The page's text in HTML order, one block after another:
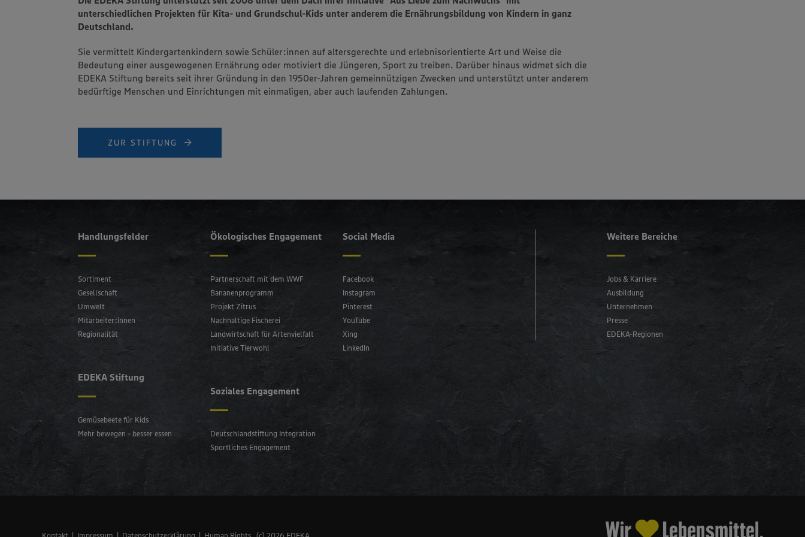
unterschiedlichen Projekten für Kita- und Grundschul-Kids unter anderem die Ernährungsbildung von Kindern in ganz
Deutschland.
Sie vermittelt Kindergartenkindern sowie Schüler:innen auf altersgerechte und erlebnisorientierte Art und Weise die
Bedeutung einer ausgewogenen Ernährung oder motiviert die Jüngeren, Sport zu treiben. Darüber hinaus widmet sich die
EDEKA Stiftung bereits seit ihrer Gründung in den 1950er-Jahren gemeinnützigen Zwecken und unterstützt unter anderem
bedürftige Menschen und Einrichtungen mit einmaligen, aber auch laufenden Zahlungen.
ZUR STIFTUNG
Handlungsfelder
Sortiment
Gesellschaft
Umwelt
Mitarbeiter:innen
Regionalität
EDEKA Stiftung
Gemüsebeete für Kids
Mehr bewegen - besser essen
Ökologisches Engagement
Partnerschaft mit dem WWF
Bananenprogramm
Projekt Zitrus
Nachhaltige Fischerei
Landwirtschaft für Artenvielfalt
Initiative Tierwohl
Soziales Engagement
Deutschlandstiftung Integration
Sportliches Engagement
Social Media
Facebook
Instagram
Pinterest
YouTube
Xing
LinkedIn
Weitere Bereiche
Jobs & Karriere
Ausbildung
Unternehmen
Presse
EDEKA-Regionen